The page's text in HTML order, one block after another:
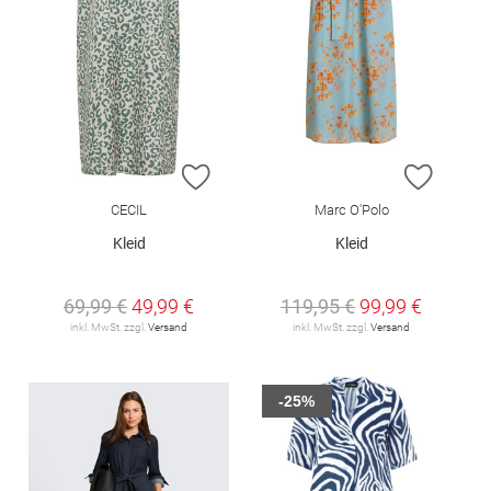
ZUR WUNSCHLISTE HINZUFÜGEN
CECIL
Kleid
69,99 €49,99 €
inkl. MwSt. zzgl. Versand
ZUR
Marc O'Polo
Kleid
119,95 € 99,99 €
inkl. MwSt. zzgl. Versand
-25%